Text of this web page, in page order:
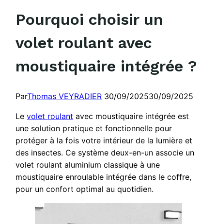
Pourquoi choisir un
volet roulant avec
moustiquaire intégrée ?
ParThomas VEYRADIER 30/09/202530/09/2025
Le volet roulant avec moustiquaire intégrée est
une solution pratique et fonctionnelle pour
protéger à la fois votre intérieur de la lumière et
des insectes. Ce système deux-en-un associe un
volet roulant aluminium classique à une
moustiquaire enroulable intégrée dans le coffre,
pour un confort optimal au quotidien.